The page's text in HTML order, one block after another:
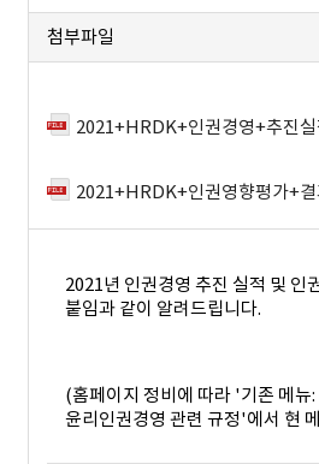
첨부파일
2021+HRDK+인권경영+추진
2021+HRDK+인권영향평가+
2021년 인권경영 추진 실적 및 인
붙임과 같이 알려드립니다.
(홈페이지 정비에 따라 '기존 메뉴
윤리인권경영 관련 규정'에서 현